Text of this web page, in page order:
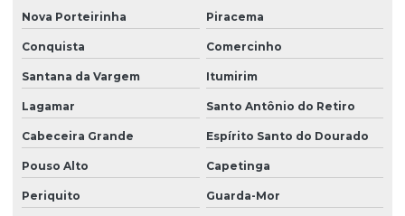
Nova Porteirinha Piracema
Conquista Comercinho
Santana da Vargem Itumirim
Lagamar Santo Antônio do Retiro
Cabeceira Grande Espírito Santo do Dourado
Pouso Alto Capetinga
Periquito Guarda-Mor